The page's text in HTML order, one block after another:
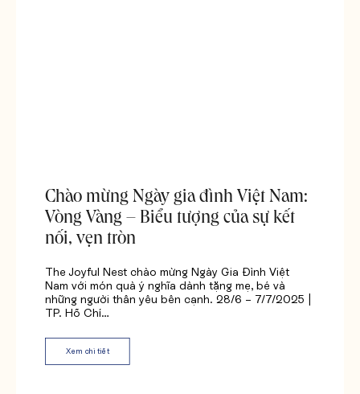
Chào mừng Ngày gia đình Việt Nam:
Vòng Vàng – Biểu tượng của sự kết
nối, vẹn tròn
The Joyful Nest chào mừng Ngày Gia Đình Việt
Nam với món quà ý nghĩa dành tặng mẹ, bé và
những người thân yêu bên cạnh. 28/6 – 7/7/2025 |
TP. Hồ Chí…
Xem chi tiết